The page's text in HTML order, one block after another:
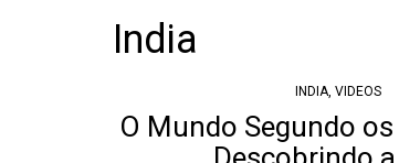
India
INDIA,VIDEOS
O Mundo Segundo